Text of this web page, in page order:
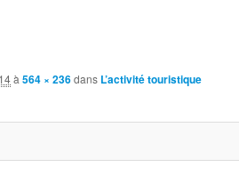
à564 × 236dans L’activité touristique